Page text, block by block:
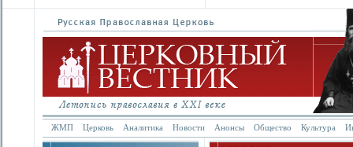
ЖМП Церковь Аналитика Новости Анонсы Общество Культура